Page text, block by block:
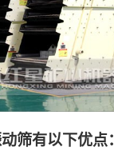
筛有以下优点：